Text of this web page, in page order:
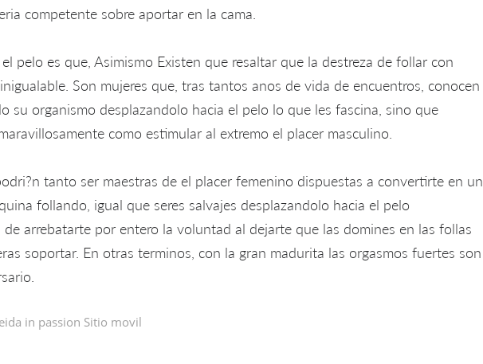
competente sobre aportar en la cama.
pelo es que, Asimismo Existen que resaltar que la destreza de follar con
Son mujeres que, tras tantos anos de vida de encuentros, conocen
su organismo desplazandolo hacia el pelo lo que les fascina, sino que
como estimular al extremo el placer masculino.
tanto ser maestras de el placer femenino dispuestas a convertirte en un
follando, igual que seres salvajes desplazandolo hacia el pelo
de arrebatarte por entero la voluntad al dejarte que las domines en las follas
soportar. En otras terminos, con la gran madurita las orgasmos fuertes son
in passion Sitio movil